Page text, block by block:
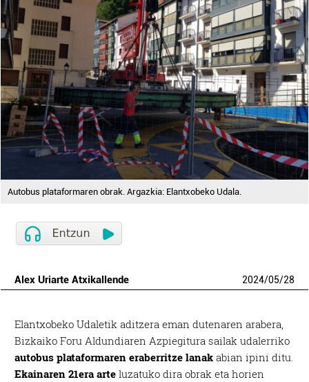
Autobus plataformaren obrak. Argazkia: Elantxobeko Udala.
Alex Uriarte Atxikallende 2024/05/28
Elantxobeko Udaletik aditzera eman dutenaren arabera,
Bizkaiko Foru Aldundiaren Azpiegitura sailak udalerriko
autobus plataformaren eraberritze lanak abian ipini ditu.
Ekainaren 21era arte luzatuko dira obrak eta horien